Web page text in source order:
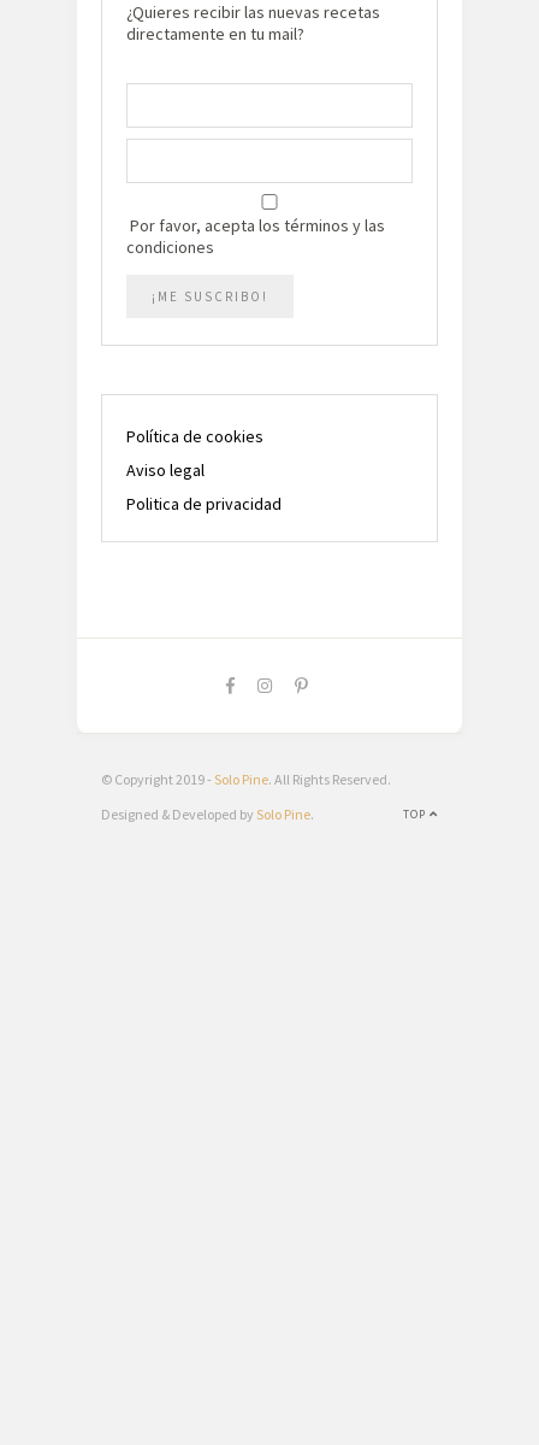
¿Quieres recibir las nuevas recetas
directamente en tu mail?
Por favor, acepta los términos y las
condiciones
Política de cookies
Aviso legal
Politica de privacidad
© Copyright 2019 - Solo Pine. All Rights Reserved.
TOP
Designed & Developed by Solo Pine.